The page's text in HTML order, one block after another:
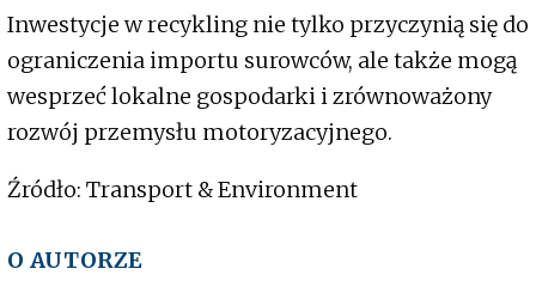
Inwestycje w recykling nie tylko przyczynią się do
ograniczenia importu surowców, ale także mogą
wesprzeć lokalne gospodarki i zrównoważony
rozwój przemysłu motoryzacyjnego.
Źródło: Transport & Environment
O AUTORZE